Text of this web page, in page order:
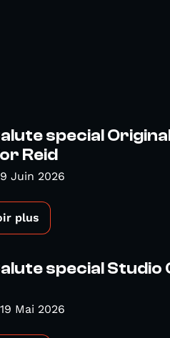
special
Reid
Juin 2026
plus
special Studio
Mai 2026